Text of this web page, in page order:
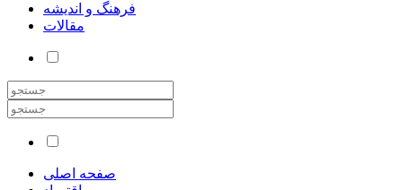
فرهنگ و اندیشه
مقالات
صفحه اصلی